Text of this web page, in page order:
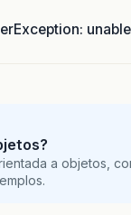
a objetos,